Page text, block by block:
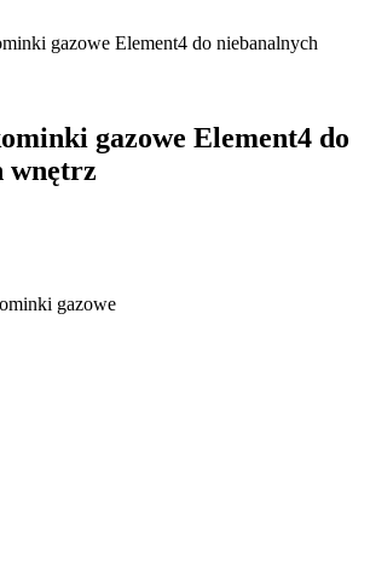
gazowe Element4 do niebanalnych
gazowe Element4 do
wnętrz
gazowe